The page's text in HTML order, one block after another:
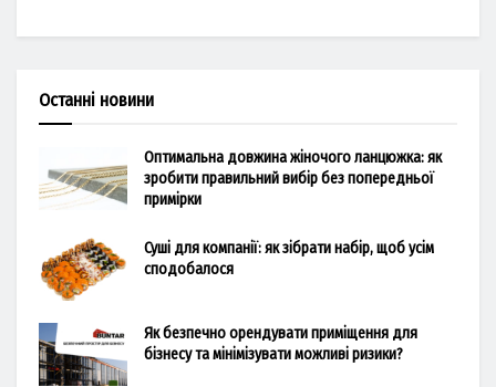
Останні новини
Оптимальна довжина жіночого ланцюжка: як
зробити правильний вибір без попередньої
примірки
Суші для компанії: як зібрати набір, щоб усім
сподобалося
Як безпечно орендувати приміщення для
бізнесу та мінімізувати можливі ризики?